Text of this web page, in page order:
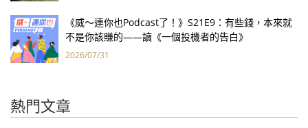
《威～連你也Podcast了！》S21E9：有些錢，本來就
不是你該賺的——讀《一個投機者的告白》
2026/07/31
熱門文章